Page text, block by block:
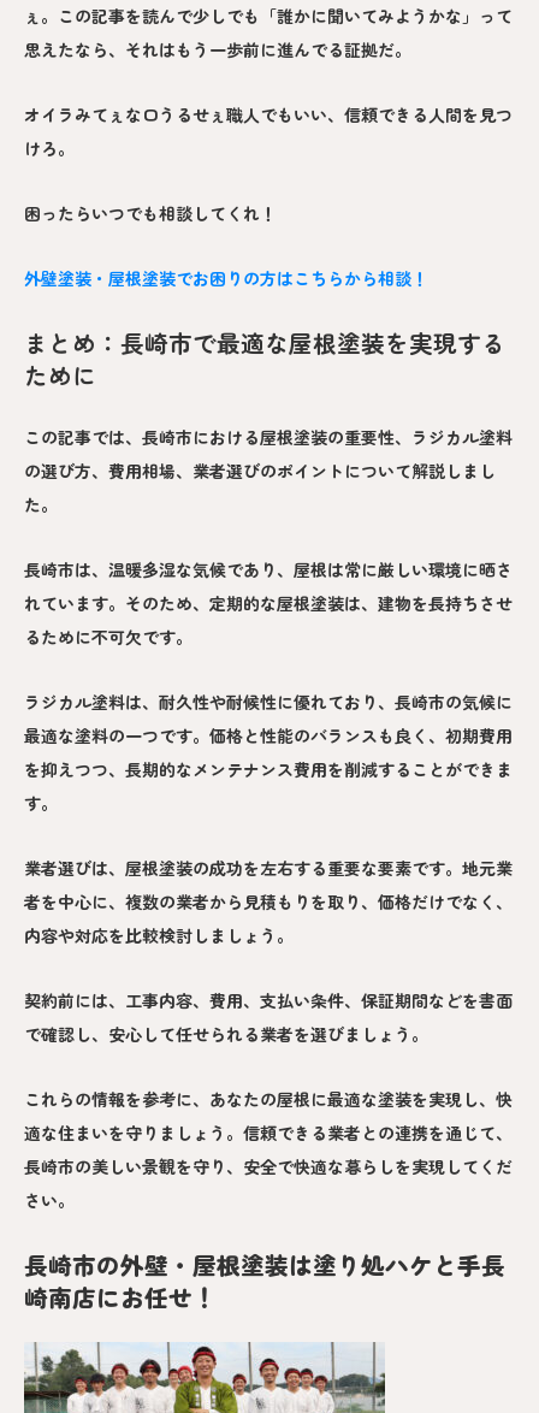
ぇ。この記事を読んで少しでも「誰かに聞いてみようかな」って
思えたなら、それはもう一歩前に進んでる証拠だ。
オイラみてぇな口うるせぇ職人でもいい、信頼できる人間を見つ
けろ。
困ったらいつでも相談してくれ！
外壁塗装・屋根塗装でお困りの方はこちらから相談！
まとめ：長崎市で最適な屋根塗装を実現する
ために
この記事では、長崎市における屋根塗装の重要性、ラジカル塗料
の選び方、費用相場、業者選びのポイントについて解説しまし
た。
長崎市は、温暖多湿な気候であり、屋根は常に厳しい環境に晒さ
れています。そのため、定期的な屋根塗装は、建物を長持ちさせ
るために不可欠です。
ラジカル塗料は、耐久性や耐候性に優れており、長崎市の気候に
最適な塗料の一つです。価格と性能のバランスも良く、初期費用
を抑えつつ、長期的なメンテナンス費用を削減することができま
す。
業者選びは、屋根塗装の成功を左右する重要な要素です。地元業
者を中心に、複数の業者から見積もりを取り、価格だけでなく、
内容や対応を比較検討しましょう。
契約前には、工事内容、費用、支払い条件、保証期間などを書面
で確認し、安心して任せられる業者を選びましょう。
これらの情報を参考に、あなたの屋根に最適な塗装を実現し、快
適な住まいを守りましょう。信頼できる業者との連携を通じて、
長崎市の美しい景観を守り、安全で快適な暮らしを実現してくだ
さい。
長崎市の外壁・屋根塗装は塗り処ハケと手長
崎南店にお任せ！